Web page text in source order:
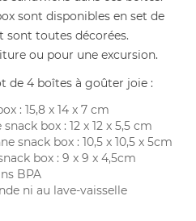
sont disponibles en set de
sont toutes décorées.
ou pour une excursion.
de 4 boîtes à goûter joie :
: 15,8 x 14 x 7 cm
box : 12 x 12 x 5,5 cm
snack box : 10,5 x 10,5 x 5cm
box : 9 x 9 x 4,5cm
BPA
ni au lave-vaisselle